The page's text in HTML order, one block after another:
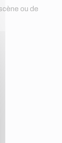
ou de